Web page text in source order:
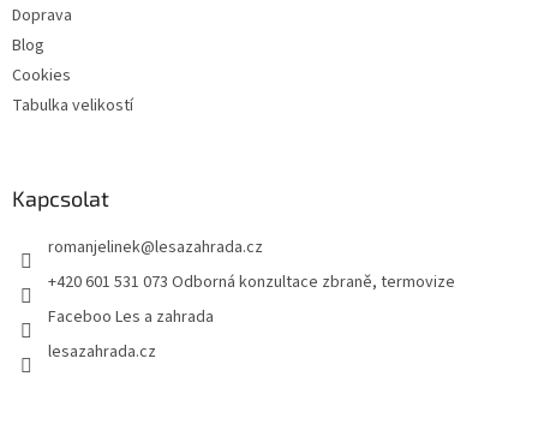
Doprava
Blog
Cookies
Tabulka velikostí
Kapcsolat
romanjelinek@lesazahrada.cz
+420 601 531 073 Odborná konzultace zbraně, termovize
Faceboo Les a zahrada
lesazahrada.cz